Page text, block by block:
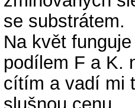
se substrátem.
Na květ
podílem F a K.
cítím a vadí mi
slušnou cenu